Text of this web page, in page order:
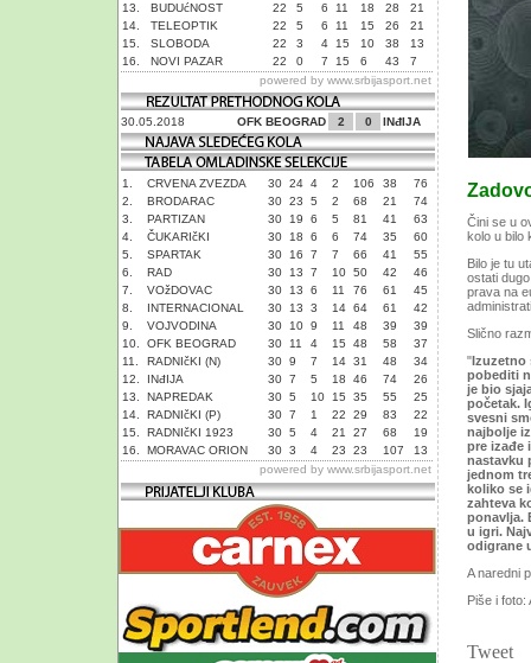
13.
BUDUćNOST 22 5 6 11 18 28
21
14.
TELEOPTIK 22 5 6 11 15 26
21
15.
SLOBODA 22 3 4 15 10 38
13
16.
NOVI PAZAR 22 0 7 15 6 43
7
powered by www.srbijasport.net
30.05.2018 OFK BEOGRAD 2 0 INđIJA
1. CRVENA ZVEZDA 30 24 4 2 106 38
76
2.
BRODARAC 30 23 5 2 68 21
74
3.
PARTIZAN 30 19 6 5 81 41
63
4.
ČUKARIčKI 30 18 6 6 74 35
60
5.
SPARTAK 30 16 7 7 66 41
55
6.
RAD 30 13 7 10 50 42
46
7.
VOžDOVAC 30 13 6 11 76 61
45
8.
INTERNACIONAL 30 13 3 14 64 61
42
9.
VOJVODINA 30 10 9 11 48 39
39
10.
OFK BEOGRAD 30 11 4 15 48 58
37
11.
RADNIčKI (N) 30 9 7 14 31 48
34
12.
INđIJA 30 7 5 18 46 74
26
13.
NAPREDAK 30 5 10 15 35 55
25
14.
RADNIčKI (P) 30 7 1 22 29 83
22
15.
RADNIčKI 1923 30 5 4 21 27 68
19
16.
MORAVAC ORION 30 3 4 23 23 107
13
powered by www.srbijasport.net
Čini se u
kolo u bilo
Bilo je tu
ostati
prava na
Slično
"Izuzetno
pobediti
je bio
početak.
svesni
najbolje
pre izađe
nastavku
jednom
koliko se
zahteva
ponavlja.
u igri.
odigrane
A naredni
Piše i foto:
Tweet